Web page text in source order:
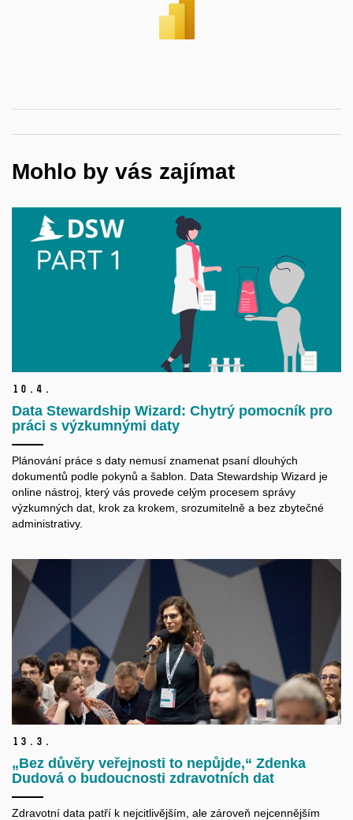
Mohlo by vás zajímat
10. 4.
Data Stewardship Wizard: Chytrý pomocník pro
práci s výzkumnými daty
Plánování práce s daty nemusí znamenat psaní dlouhých
dokumentů podle pokynů a šablon. Data Stewardship Wizard je
online nástroj, který vás provede celým procesem správy
výzkumných dat, krok za krokem, srozumitelně a bez zbytečné
administrativy.
13. 3.
„Bez důvěry veřejnosti to nepůjde,“ Zdenka
Dudová o budoucnosti zdravotních dat
Zdravotní data patří k nejcitlivějším, ale zároveň nejcennějším